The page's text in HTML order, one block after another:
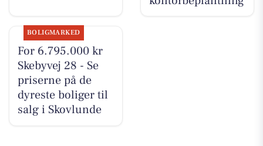
BOLIGMARKED
For 6.795.000 kr
Skebyvej 28 - Se
priserne på de
dyreste boliger til
salg i Skovlunde